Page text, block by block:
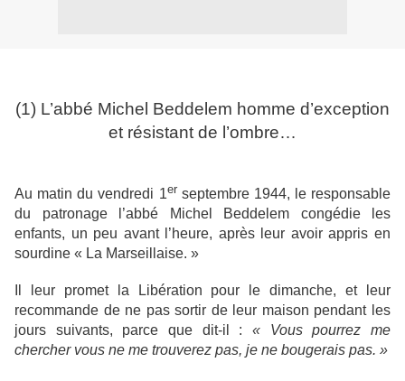
(1) L’abbé Michel Beddelem homme d’exception
et résistant de l’ombre…
Au matin du vendredi 1er septembre 1944, le responsable
du patronage l’abbé Michel Beddelem congédie les
enfants, un peu avant l’heure, après leur avoir appris en
sourdine « La Marseillaise. »
Il leur promet la Libération pour le dimanche, et leur
recommande de ne pas sortir de leur maison pendant les
jours suivants, parce que dit-il : « Vous pourrez me
chercher vous ne me trouverez pas, je ne bougerais pas. »